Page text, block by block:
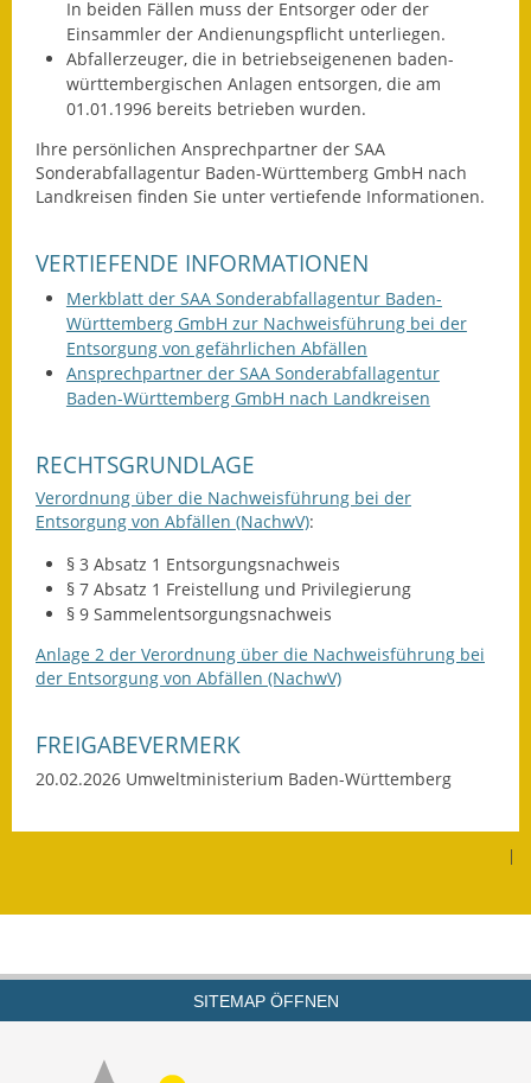
Kinderbetreuung
Nahverkehr
Ver- & Entsorgung
Klimaschutzagentur
Freizeit
Feuerwehr
Gesundheit & Soziales
Kirchen
Termine &
Veranstaltungen
Vereine
Baumaßnahmen
In beiden Fällen muss der Entsorger oder der
Einsammler der Andienungspflicht unterliegen.
Abfallerzeuger, die in betriebseigenenen baden-
württembergischen Anlagen entsorgen, die am
01.01.1996 bereits betrieben wurden.
Ihre persönlichen Ansprechpartner der SAA
Sonderabfallagentur Baden-Württemberg GmbH nach
Landkreisen finden Sie unter vertiefende Informationen.
VERTIEFENDE INFORMATIONEN
Merkblatt der SAA Sonderabfallagentur Baden-
Württemberg GmbH zur Nachweisführung bei der
Entsorgung von gefährlichen Abfällen
Ansprechpartner der SAA Sonderabfallagentur
Baden-Württemberg GmbH nach Landkreisen
RECHTSGRUNDLAGE
Verordnung über die Nachweisführung bei der
Entsorgung von Abfällen (NachwV):
§ 3 Absatz 1 Entsorgungsnachweis
§ 7 Absatz 1 Freistellung und Privilegierung
§ 9 Sammelentsorgungsnachweis
Anlage 2 der Verordnung über die Nachweisführung bei
der Entsorgung von Abfällen (NachwV)
FREIGABEVERMERK
20.02.2026 Umweltministerium Baden-Württemberg
|
SITEMAP ÖFFNEN